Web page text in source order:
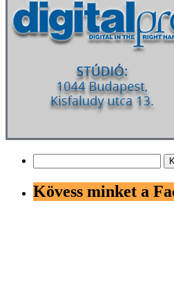
Kövess minket a